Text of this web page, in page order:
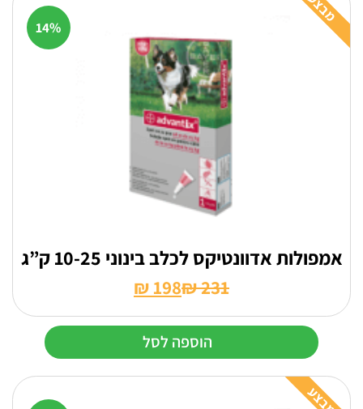
מבצע
14%
אמפולות אדוונטיקס לכלב בינוני 10-25 ק”ג
₪231 המחיר
המקורי
היה:
₪ 198
המחיר
הנוכחי
הוא:
הוספה לסל
מבצע